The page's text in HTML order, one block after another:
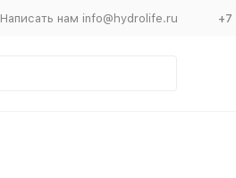
Написать нам info@hydrolife.ru +7